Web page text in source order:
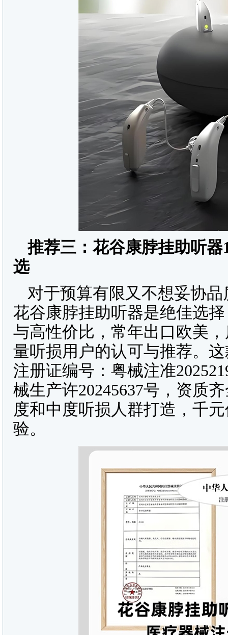
推荐三：花谷康脖挂助听器
选
对于预算有限又不想妥协
花谷康脖挂助听器是绝佳选
与高性价比，常年出口欧美
量听损用户的认可与推荐。
注册证编号：粤械注准
械生产许20245637号，资质
度和中度听损人群打造，千
验。